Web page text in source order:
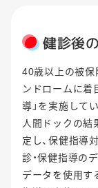
健診後
40歳以上の被保
ンドロームに着
導」を実施してい
人間ドックの結
定し、保健指導
診・保健指導の
データを使用す